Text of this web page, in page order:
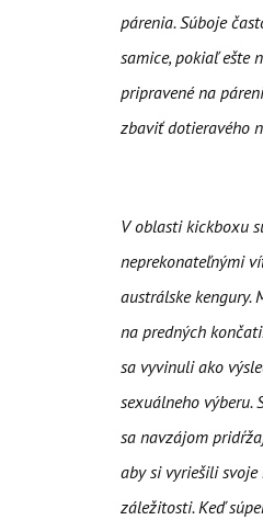
párenia. Súboje
samice, pokiaľ ešte
pripravené na
zbaviť dotieravého
V oblasti kickboxu
neprekonateľnými
austrálske kengury.
na predných
sa vyvinuli ako
sexuálneho výberu.
sa navzájom
aby si vyriešili svoje
záležitosti. Keď